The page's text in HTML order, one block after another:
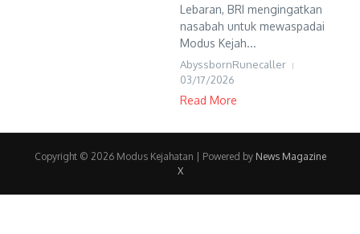
Lebaran, BRI mengingatkan
nasabah untuk mewaspadai
Modus Kejah...
AbyssbornRunecaller
03/17/2026
Read More
Copyright © 2026 Modus Kejahatan | Powered by News Magazine
X